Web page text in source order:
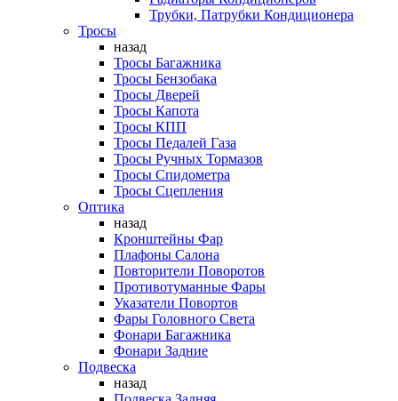
Трубки, Патрубки Кондиционера
Тросы
назад
Тросы Багажника
Тросы Бензобака
Тросы Дверей
Тросы Капота
Тросы КПП
Тросы Педалей Газа
Тросы Ручных Тормазов
Тросы Спидометра
Тросы Сцепления
Оптика
назад
Кронштейны Фар
Плафоны Салона
Повторители Поворотов
Противотуманные Фары
Указатели Повортов
Фары Головного Света
Фонари Багажника
Фонари Задние
Подвеска
назад